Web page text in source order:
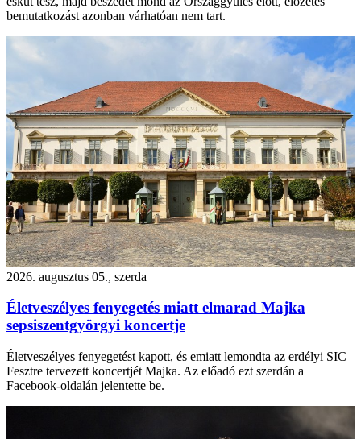
bemutatkozást azonban várhatóan nem tart.
2026. augusztus 05., szerda
Életveszélyes fenyegetés miatt elmarad Majka
sepsiszentgyörgyi koncertje
Életveszélyes fenyegetést kapott, és emiatt lemondta az erdélyi SIC
Fesztre tervezett koncertjét Majka. Az előadó ezt szerdán a
Facebook-oldalán jelentette be.